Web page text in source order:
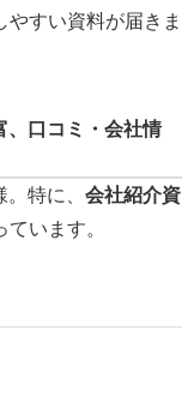
やすい資料が届きま
、口コミ・会社情
特に、 会社紹介資
います。